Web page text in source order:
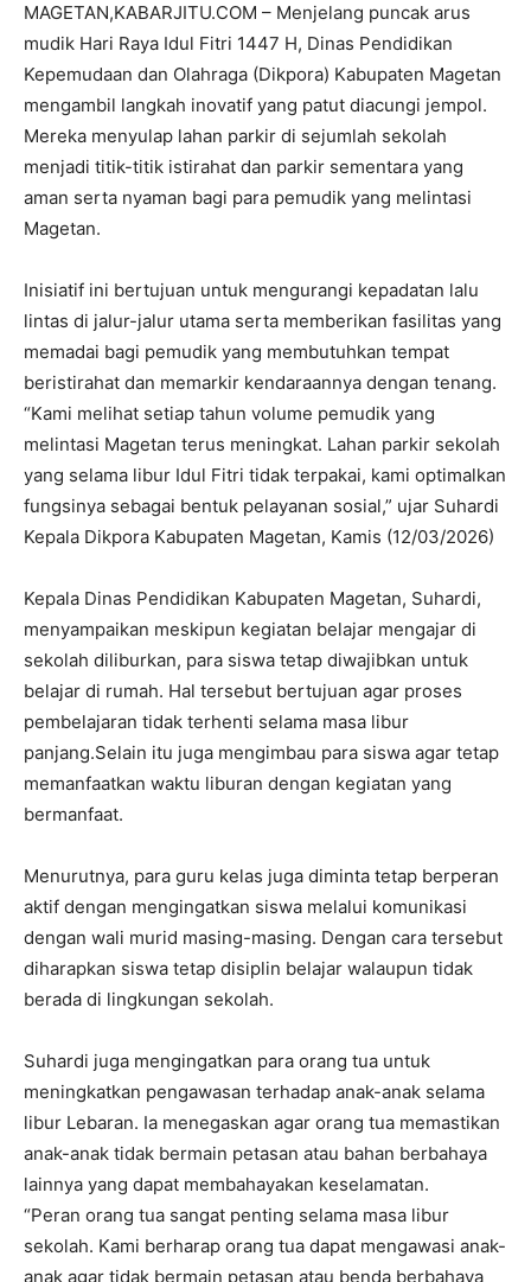
MAGETAN,KABARJITU.COM – Menjelang puncak arus
mudik Hari Raya Idul Fitri 1447 H, Dinas Pendidikan
Kepemudaan dan Olahraga (Dikpora) Kabupaten Magetan
mengambil langkah inovatif yang patut diacungi jempol.
Mereka menyulap lahan parkir di sejumlah sekolah
menjadi titik-titik istirahat dan parkir sementara yang
aman serta nyaman bagi para pemudik yang melintasi
Magetan.
Inisiatif ini bertujuan untuk mengurangi kepadatan lalu
lintas di jalur-jalur utama serta memberikan fasilitas yang
memadai bagi pemudik yang membutuhkan tempat
beristirahat dan memarkir kendaraannya dengan tenang.
“Kami melihat setiap tahun volume pemudik yang
melintasi Magetan terus meningkat. Lahan parkir sekolah
yang selama libur Idul Fitri tidak terpakai, kami optimalkan
fungsinya sebagai bentuk pelayanan sosial,” ujar Suhardi
Kepala Dikpora Kabupaten Magetan, Kamis (12/03/2026)
Kepala Dinas Pendidikan Kabupaten Magetan, Suhardi,
menyampaikan meskipun kegiatan belajar mengajar di
sekolah diliburkan, para siswa tetap diwajibkan untuk
belajar di rumah. Hal tersebut bertujuan agar proses
pembelajaran tidak terhenti selama masa libur
panjang.Selain itu juga mengimbau para siswa agar tetap
memanfaatkan waktu liburan dengan kegiatan yang
bermanfaat.
Menurutnya, para guru kelas juga diminta tetap berperan
aktif dengan mengingatkan siswa melalui komunikasi
dengan wali murid masing-masing. Dengan cara tersebut
diharapkan siswa tetap disiplin belajar walaupun tidak
berada di lingkungan sekolah.
Suhardi juga mengingatkan para orang tua untuk
meningkatkan pengawasan terhadap anak-anak selama
libur Lebaran. Ia menegaskan agar orang tua memastikan
anak-anak tidak bermain petasan atau bahan berbahaya
lainnya yang dapat membahayakan keselamatan.
“Peran orang tua sangat penting selama masa libur
sekolah. Kami berharap orang tua dapat mengawasi anak-
anak agar tidak bermain petasan atau benda berbahaya